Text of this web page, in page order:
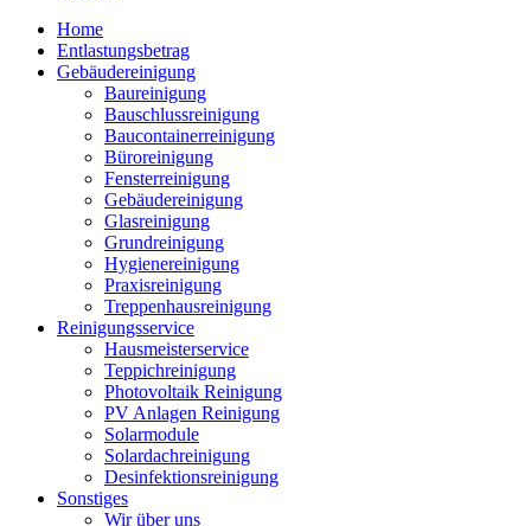
Home
Entlastungsbetrag
Gebäudereinigung
Baureinigung
Bauschlussreinigung
Baucontainerreinigung
Büroreinigung
Fensterreinigung
Gebäudereinigung
Glasreinigung
Grundreinigung
Hygienereinigung
Praxisreinigung
Treppenhausreinigung
Reinigungsservice
Hausmeisterservice
Teppichreinigung
Photovoltaik Reinigung
PV Anlagen Reinigung
Solarmodule
Solardachreinigung
Desinfektionsreinigung
Sonstiges
Wir über uns